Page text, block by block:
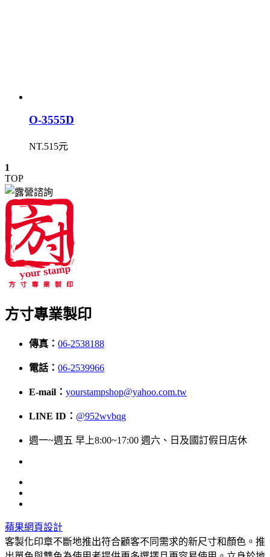
O-3555D
NT.515元
1
TOP
方寸專業製印
傳真： 06-2538188
電話： 06-2539966
E-mail： yourstampshop@yahoo.com.tw
LINE ID： @952wvbqg
週一~週五 早上8:00~17:00 週六、日及國訂假日店休
蘋果網頁設計
客製化印章不斷地推出符合顧客不同需求的新尺寸和顏色。推